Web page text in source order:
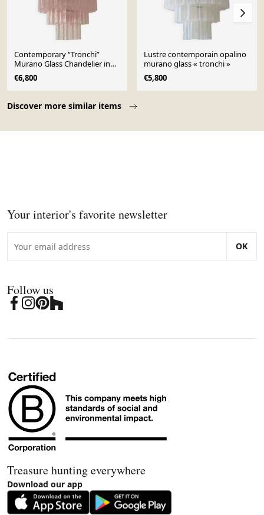
Discover more similar items
Contemporary “Tronchi”
Murano Glass Chandelier in
Venini Style
€6,800
Lustre contemporain opalino
murano glass « tronchi »
€5,800
Your interior's favorite newsletter
OK
Follow us
Treasure hunting everywhere
Download our app